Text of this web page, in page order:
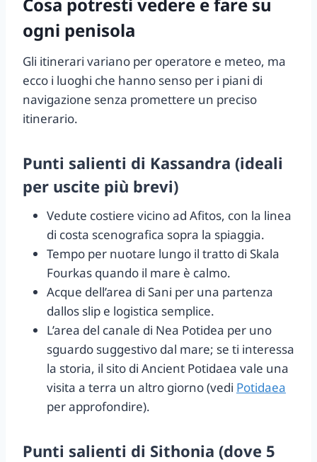
ogni penisola
Gli itinerari variano per operatore e meteo, ma
ecco i luoghi che hanno senso per i piani di
navigazione senza promettere un preciso
itinerario.
Punti salienti di Kassandra (ideali
per uscite più brevi)
Vedute costiere vicino ad Afitos, con la linea
di costa scenografica sopra la spiaggia.
Tempo per nuotare lungo il tratto di Skala
Fourkas quando il mare è calmo.
Acque dell’area di Sani per una partenza
dallos slip e logistica semplice.
L’area del canale di Nea Potidea per uno
sguardo suggestivo dal mare; se ti interessa
la storia, il sito di Ancient Potidaea vale una
visita a terra un altro giorno (vedi Potidaea
per approfondire).
Punti salienti di Sithonia (dove 5